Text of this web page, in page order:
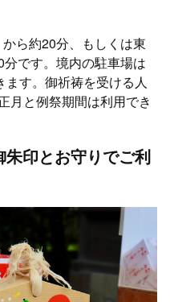
ら約20分、もしくは東
です。境内の駐車場は
す。御祈祷を受ける人
月と例祭期間は利用でき
印とお守りでご利